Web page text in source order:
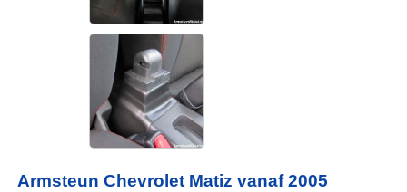
Armsteun Chevrolet Matiz vanaf 2005